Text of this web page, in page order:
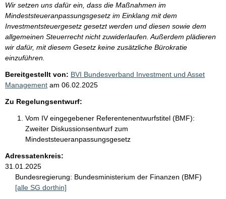
Wir setzen uns dafür ein, dass die Maßnahmen im
Mindeststeueranpassungsgesetz im Einklang mit dem
Investmentsteuergesetz gesetzt werden und diesen sowie dem
allgemeinen Steuerrecht nicht zuwiderlaufen. Außerdem plädieren
wir dafür, mit diesem Gesetz keine zusätzliche Bürokratie
einzuführen.
Bereitgestellt von: BVI Bundesverband Investment und Asset
Management am 06.02.2025
Zu Regelungsentwurf:
Vom IV eingegebener Referentenentwurfstitel (BMF):
Zweiter Diskussionsentwurf zum
Mindeststeueranpassungsgesetz
Adressatenkreis:
31.01.2025
Bundesregierung: Bundesministerium der Finanzen (BMF)
[alle SG dorthin]